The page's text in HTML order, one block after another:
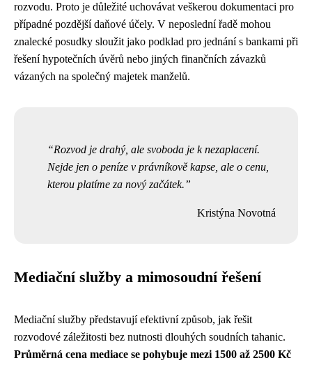
rozvodu. Proto je důležité uchovávat veškerou dokumentaci pro
případné pozdější daňové účely. V neposlední řadě mohou
znalecké posudky sloužit jako podklad pro jednání s bankami při
řešení hypotečních úvěrů nebo jiných finančních závazků
vázaných na společný majetek manželů.
Rozvod je drahý, ale svoboda je k nezaplacení.
Nejde jen o peníze v právníkově kapse, ale o cenu,
kterou platíme za nový začátek.
Kristýna Novotná
Mediační služby a mimosoudní řešení
Mediační služby představují efektivní způsob, jak řešit
rozvodové záležitosti bez nutnosti dlouhých soudních tahanic.
Průměrná cena mediace se pohybuje mezi 1500 až 2500 Kč